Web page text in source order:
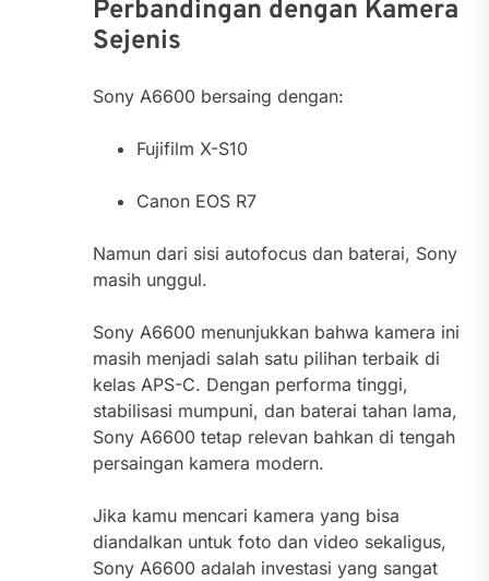
Perbandingan dengan Kamera
Sejenis
Sony A6600 bersaing dengan:
Fujifilm X-S10
Canon EOS R7
Namun dari sisi autofocus dan baterai, Sony
masih unggul.
Sony A6600 menunjukkan bahwa kamera ini
masih menjadi salah satu pilihan terbaik di
kelas APS-C. Dengan performa tinggi,
stabilisasi mumpuni, dan baterai tahan lama,
Sony A6600 tetap relevan bahkan di tengah
persaingan kamera modern.
Jika kamu mencari kamera yang bisa
diandalkan untuk foto dan video sekaligus,
Sony A6600 adalah investasi yang sangat